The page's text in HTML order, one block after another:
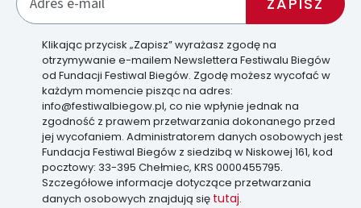
Klikając przycisk „Zapisz” wyrażasz zgodę na
otrzymywanie e-mailem Newslettera Festiwalu Biegów
od Fundacji Festiwal Biegów. Zgodę możesz wycofać w
każdym momencie pisząc na adres:
info@festiwalbiegow.pl, co nie wpłynie jednak na
zgodność z prawem przetwarzania dokonanego przed
jej wycofaniem. Administratorem danych osobowych jest
Fundacja Festiwal Biegów z siedzibą w Niskowej 161, kod
pocztowy: 33-395 Chełmiec, KRS 0000455795.
Szczegółowe informacje dotyczące przetwarzania
danych osobowych znajdują się tutaj.